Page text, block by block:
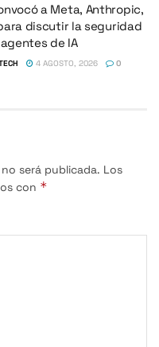
a Meta, Anthropic,
discutir la seguridad
de IA
4 AGOSTO, 2026 0
será publicada. Los
con *